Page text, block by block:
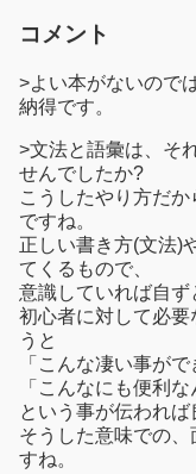
コメント
>よい本がないので
納得です。
>文法と語彙は、そ
せんでしたか?
こうしたやり方だ
ですね。
正しい書き方(文法)
てくるもので、
意識していれば自ず
初心者に対して必
うと
「こんな凄い事がで
「こんなにも便利な
という事が伝われば
そうした意味での
すね。